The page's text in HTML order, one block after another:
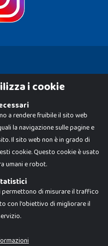
Srl. Ogni riproduzione o utilizzo non
differire da quanto esposto in
i cookie
a rendere fruibile il sito web
la navigazione sulle pagine e
Il sito web non è in grado di
cookie. Questo cookie è usato
umani e robot.
di misurare il traffico
con l'obiettivo di migliorare il